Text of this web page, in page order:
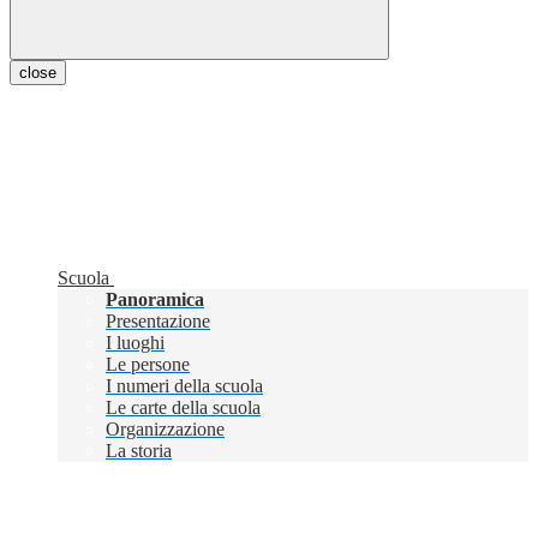
close
Scuola
Panoramica
Presentazione
I luoghi
Le persone
I numeri della scuola
Le carte della scuola
Organizzazione
La storia